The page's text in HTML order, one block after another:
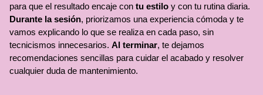
para que el resultado encaje con tu estilo y con tu rutina diaria.
Durante la sesión, priorizamos una experiencia cómoda y te
vamos explicando lo que se realiza en cada paso, sin
tecnicismos innecesarios. Al terminar, te dejamos
recomendaciones sencillas para cuidar el acabado y resolver
cualquier duda de mantenimiento.